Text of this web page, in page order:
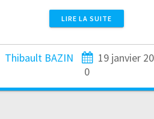
LIRE LA SUITE
Thibault BAZIN
19 janvier
0